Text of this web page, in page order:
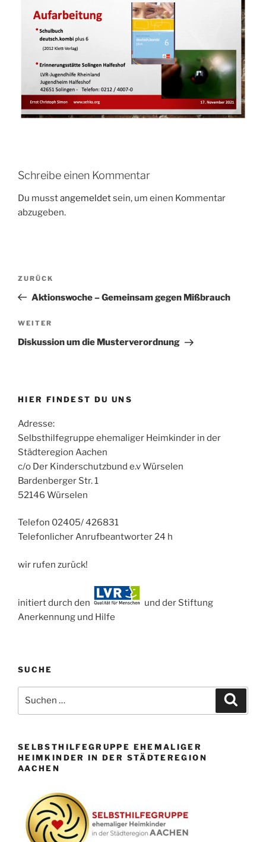
Schreibe einen Kommentar
Du musstangemeldetsein, um einen Kommentar
abzugeben.
Beitragsnavigation
Vorheriger
Beitrag
ZURÜCK
Aktionswoche – Gemeinsam gegen Mißbrauch
Nächster
Beitrag
WEITER
Diskussion um die Musterverordnung
HIER FINDEST DU UNS
Adresse:
Selbsthilfegruppe ehemaliger Heimkinder in der
Städteregion Aachen
c/o Der Kinderschutzbund e.v Würselen
Bardenberger Str. 1
52146 Würselen
Telefon 02405/ 426831
Telefonlicher Anrufbeantworter 24 h
wir rufen zurück!
initiert durch den
und der Stiftung
Anerkennung und Hilfe
SUCHE
nach:
SELBSTHILFEGRUPPE EHEMALIGER
HEIMKINDER IN DER STÄDTEREGION
AACHEN